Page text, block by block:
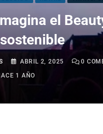
el
ABRIL 2, 2025 0
1 AÑO